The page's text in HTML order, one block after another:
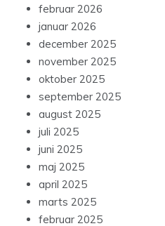
februar 2026
januar 2026
december 2025
november 2025
oktober 2025
september 2025
august 2025
juli 2025
juni 2025
maj 2025
april 2025
marts 2025
februar 2025